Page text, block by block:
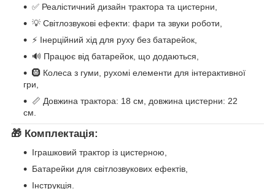
✅ Реалістичний дизайн трактора та цистерни,
💡 Світлозвукові ефекти: фари та звуки роботи,
⚡ Інерційний хід для руху без батарейок,
🔊 Працює від батарейок, що додаються,
🛞 Колеса з гуми, рухомі елементи для інтерактивної
гри,
📏 Довжина трактора: 18 см, довжина цистерни: 22
см.
🎁 Комплектація:
Іграшковий трактор із цистерною,
Батарейки для світлозвукових ефектів,
Інструкція.